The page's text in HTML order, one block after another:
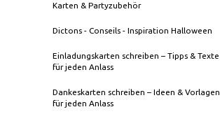
Karten & Partyzubehör
Dictons - Conseils - Inspiration Halloween
Einladungskarten schreiben – Tipps & Texte
für jeden Anlass
Dankeskarten schreiben – Ideen & Vorlagen
für jeden Anlass